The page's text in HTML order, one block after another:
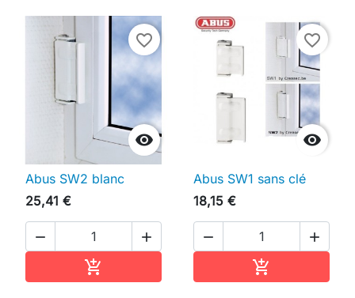

favorite_border
Abus SW2 blanc
25,41 €
 


favorite_border
Abus SW1 sans clé
18,15 €
 
